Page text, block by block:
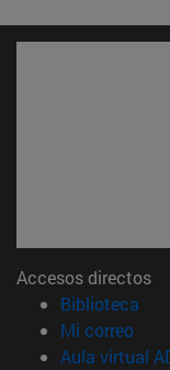
Accesos directos
Biblioteca
Mi correo
Aula virtual